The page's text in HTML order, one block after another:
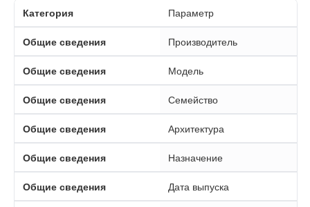
Категория Параметр
Общие сведения Производитель
Общие сведения Модель
Общие сведения Семейство
Общие сведения Архитектура
Общие сведения Назначение
Общие сведения Дата выпуска